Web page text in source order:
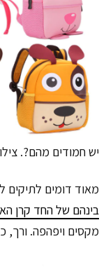
יש חמודים מהם?.
מאוד דומים
בינהם של החד קרן
מקסים ויפהפה. ורך,